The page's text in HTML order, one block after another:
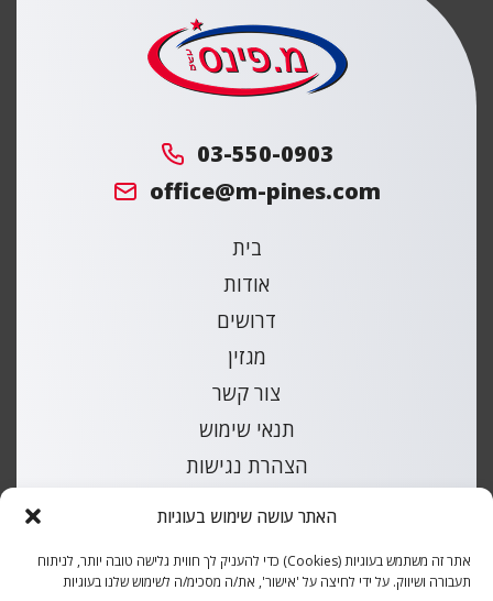
האתר עושה שימוש בעוגיות
אתר זה משתמש בעוגיות (Cookies) כדי להעניק לך חווית גלישה טובה יותר, לניתוח
תעבורה ושיווק. על ידי לחיצה על 'אישור', את/ה מסכימ/ה לשימוש שלנו בעוגיות
03-550-0903
office@m-pines.com
בית
אודות
דרושים
מגזין
צור קשר
תנאי שימוש
הצהרת נגישות
כל הזכויות שמורות למ.פינס |